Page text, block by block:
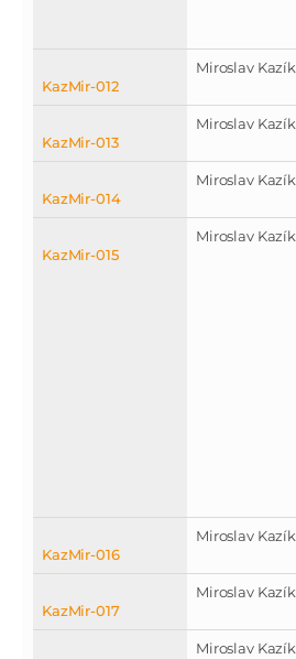
KazMir-012
Miroslav Kazík
KazMir-013
Miroslav Kazík
KazMir-014
Miroslav Kazík
KazMir-015
Miroslav Kazík
KazMir-016
Miroslav Kazík
KazMir-017
Miroslav Kazík
Miroslav Kazík